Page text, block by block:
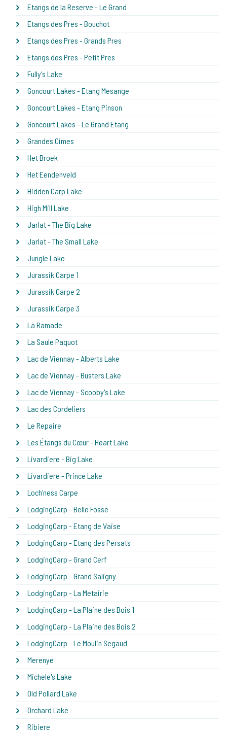
Etangs de la Reserve - Le Grand
Etangs des Pres - Bouchot
Etangs des Pres - Grands Pres
Etangs des Pres - Petit Pres
Fully's Lake
Goncourt Lakes - Etang Mesange
Goncourt Lakes - Etang Pinson
Goncourt Lakes - Le Grand Etang
Grandes Cimes
Het Broek
Het Eendenveld
Hidden Carp Lake
High Mill Lake
Jarlat - The Big Lake
Jarlat - The Small Lake
Jungle Lake
Jurassik Carpe 1
Jurassik Carpe 2
Jurassik Carpe 3
La Ramade
La Saule Paquot
Lac de Viennay - Alberts Lake
Lac de Viennay - Busters Lake
Lac de Viennay - Scooby's Lake
Lac des Cordeliers
Le Repaire
Les Étangs du Cœur - Heart Lake
Livardiere - Big Lake
Livardiere - Prince Lake
Loch'ness Carpe
LodgingCarp - Belle Fosse
LodgingCarp - Etang de Vaise
LodgingCarp - Etang des Persats
LodgingCarp - Grand Cerf
LodgingCarp - Grand Saligny
LodgingCarp - La Metairie
LodgingCarp - La Plaine des Bois 1
LodgingCarp - La Plaine des Bois 2
LodgingCarp - Le Moulin Segaud
Merenye
Michele's Lake
Old Pollard Lake
Orchard Lake
Ribiere